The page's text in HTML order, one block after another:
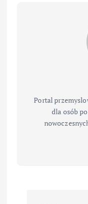
Portal
dla osób